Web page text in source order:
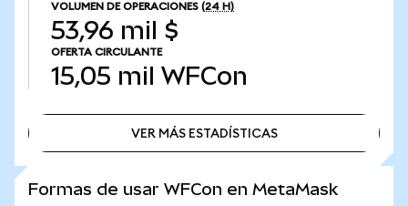
VOLUMEN DE OPERACIONES (24 H)
53,96 mil $
OFERTA CIRCULANTE
15,05 mil WFCon
VER MÁS ESTADÍSTICAS
Formas de usar WFCon en MetaMask